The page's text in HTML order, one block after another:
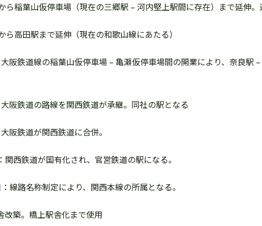
ら稲葉山仮停車場（現在の三郷駅 – 河内堅上駅間に存在）まで延伸
ら高田駅まで延伸（現在の和歌山線にあたる）
阪鉄道線の稲葉山仮停車場 – 亀瀬仮停車場間の開業により、奈良駅
阪鉄道の路線を関西鉄道が承継。同社の駅となる
阪鉄道が関西鉄道に合併。
西鉄道が国有化され、官営鉄道の駅になる。
線路名称制定により、関西本線の所属となる。
改築。橋上駅舎化まで使用